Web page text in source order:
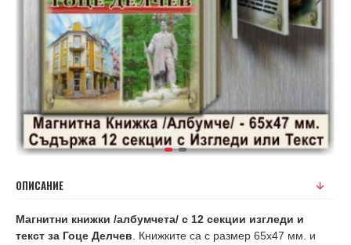
ОПИСАНИЕ
Магнитни книжки /албумчета/ с 12 секции изгледи и
текст за Гоце Делчев . Книжките са с размер 65х47 мм. и